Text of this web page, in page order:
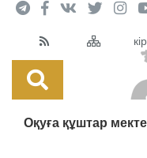
Оқуға құштар